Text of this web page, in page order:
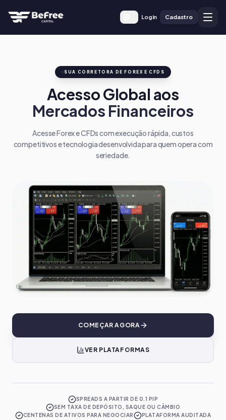
Login Cadastro
SUA CORRETORA DE FOREX E CFDS
Acesso Global aos
Mercados Financeiros
Acesse Forex e CFDs com execução rápida, custos
competitivos e tecnologia desenvolvida para quem opera com
seriedade.
COMEÇAR AGORA
VER PLATAFORMAS
SPREADS A PARTIR DE 0.1 PIP
SEM TAXA DE DEPÓSITO, SAQUE OU CÂMBIO
CENTENAS DE ATIVOS PARA NEGOCIAR
PLATAFORMA AUDITADA